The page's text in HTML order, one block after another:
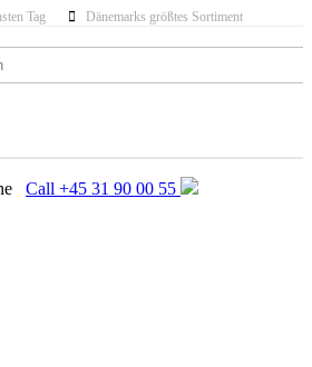
Tag Dänemarks größtes Sortiment
Call +45 31 90 00 55